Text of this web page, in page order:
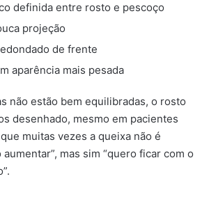
definida entre rosto e pescoço
projeção
de frente
aparência mais pesada
não estão bem equilibradas, o rosto
desenhado, mesmo em pacientes
muitas vezes a queixa não é
mas sim “quero ficar com o